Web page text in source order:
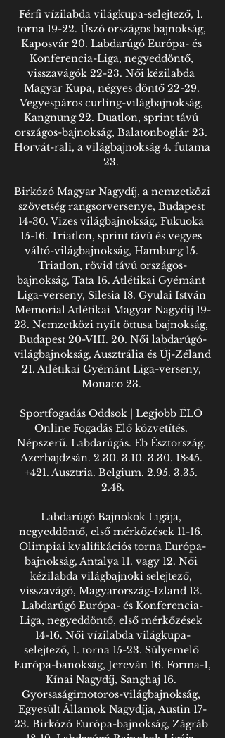
Férfi vízilabda világkupa-selejtező, 1.
torna 19-22. Úszó országos bajnokság,
Kaposvár 20. Labdarúgó Európa- és
Konferencia-Liga, negyeddöntő,
visszavágók 22-23. Női kézilabda
Magyar Kupa, négyes döntő 22-29.
Vegyespáros curling-világbajnokság,
Kangnung 22. Duatlon, sprint távú
országos-bajnokság, Balatonboglár 23.
Horvát-rali, a világbajnokság 4. futama
23.
Birkózó Magyar Nagydíj, a nemzetközi
szövetség rangsorversenye, Budapest
14-30. Vizes világbajnokság, Fukuoka
15-16. Triatlon, sprint távú és vegyes
váltó-világbajnokság, Hamburg 15.
Triatlon, rövid távú országos-
bajnokság, Tata 16. Atlétikai Gyémánt
Liga-verseny, Silesia 18. Gyulai István
Memorial Atlétikai Magyar Nagydíj 19-
23. Nemzetközi nyílt öttusa bajnokság,
Budapest 20-VIII. 20. Női labdarúgó-
világbajnokság, Ausztrália és Új-Zéland
21. Atlétikai Gyémánt Liga-verseny,
Monaco 23.
Sportfogadás Oddsok | Legjobb ÉLŐ
Online Fogadás Élő közvetítés.
Népszerű. Labdarúgás. Eb Észtország.
Azerbajdzsán. 2.30. 3.10. 3.30. 18:45.
+421. Ausztria. Belgium. 2.95. 3.35.
2.48.
Labdarúgó Bajnokok Ligája,
negyeddöntő, első mérkőzések 11-16.
Olimpiai kvalifikációs torna Európa-
bajnokság, Antalya 11. vagy 12. Női
kézilabda világbajnoki selejtező,
visszavágó, Magyarország-Izland 13.
Labdarúgó Európa- és Konferencia-
Liga, negyeddöntő, első mérkőzések
14-16. Női vízilabda világkupa-
selejtező, 1. torna 15-23. Súlyemelő
Európa-banokság, Jereván 16. Forma-1,
Kínai Nagydíj, Sanghaj 16.
Gyorsaságimotoros-világbajnokság,
Egyesült Államok Nagydíja, Austin 17-
23. Birkózó Európa-bajnokság, Zágráb